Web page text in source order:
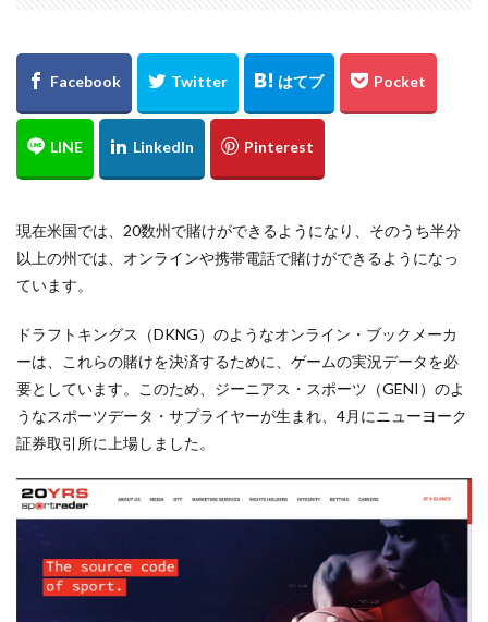
現在米国では、20数州で賭けができるようになり、そのうち半分
以上の州では、オンラインや携帯電話で賭けができるようになっ
ています。
ドラフトキングス（DKNG）のようなオンライン・ブックメーカ
ーは、これらの賭けを決済するために、ゲームの実況データを必
要としています。このため、ジーニアス・スポーツ（GENI）のよ
うなスポーツデータ・サプライヤーが生まれ、4月にニューヨーク
証券取引所に上場しました。